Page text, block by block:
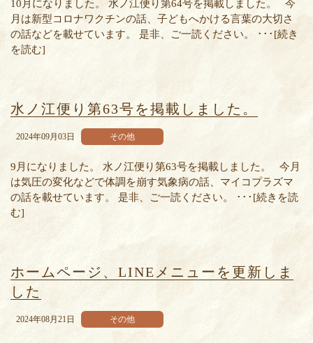
10月になりました。 水ノ江便り第64号を掲載しました。 今
月は新型コロナワクチンの話、子どもへかける言葉の大切さ
の話などを載せています。 是非、ご一読ください。 ･･･[続き
を読む]
水ノ江便り第63号を掲載しました。
2024年09月03日 その他
9月になりました。 水ノ江便り第63号を掲載しました。 今月
は気圧の変化などで体調を崩す気象病の話、マイコプラズマ
の話を載せています。 是非、ご一読ください。 ･･･[続きを読
む]
ホームページ、LINEメニューを更新しま
した
2024年08月21日 その他